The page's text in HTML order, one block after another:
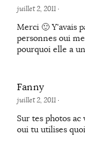
juillet 2, 2011·
Merci 🙂 Y'avais
personnes oui
pourquoi elle a
Fanny
juillet 2, 2011·
Sur tes photos
oui tu utilises